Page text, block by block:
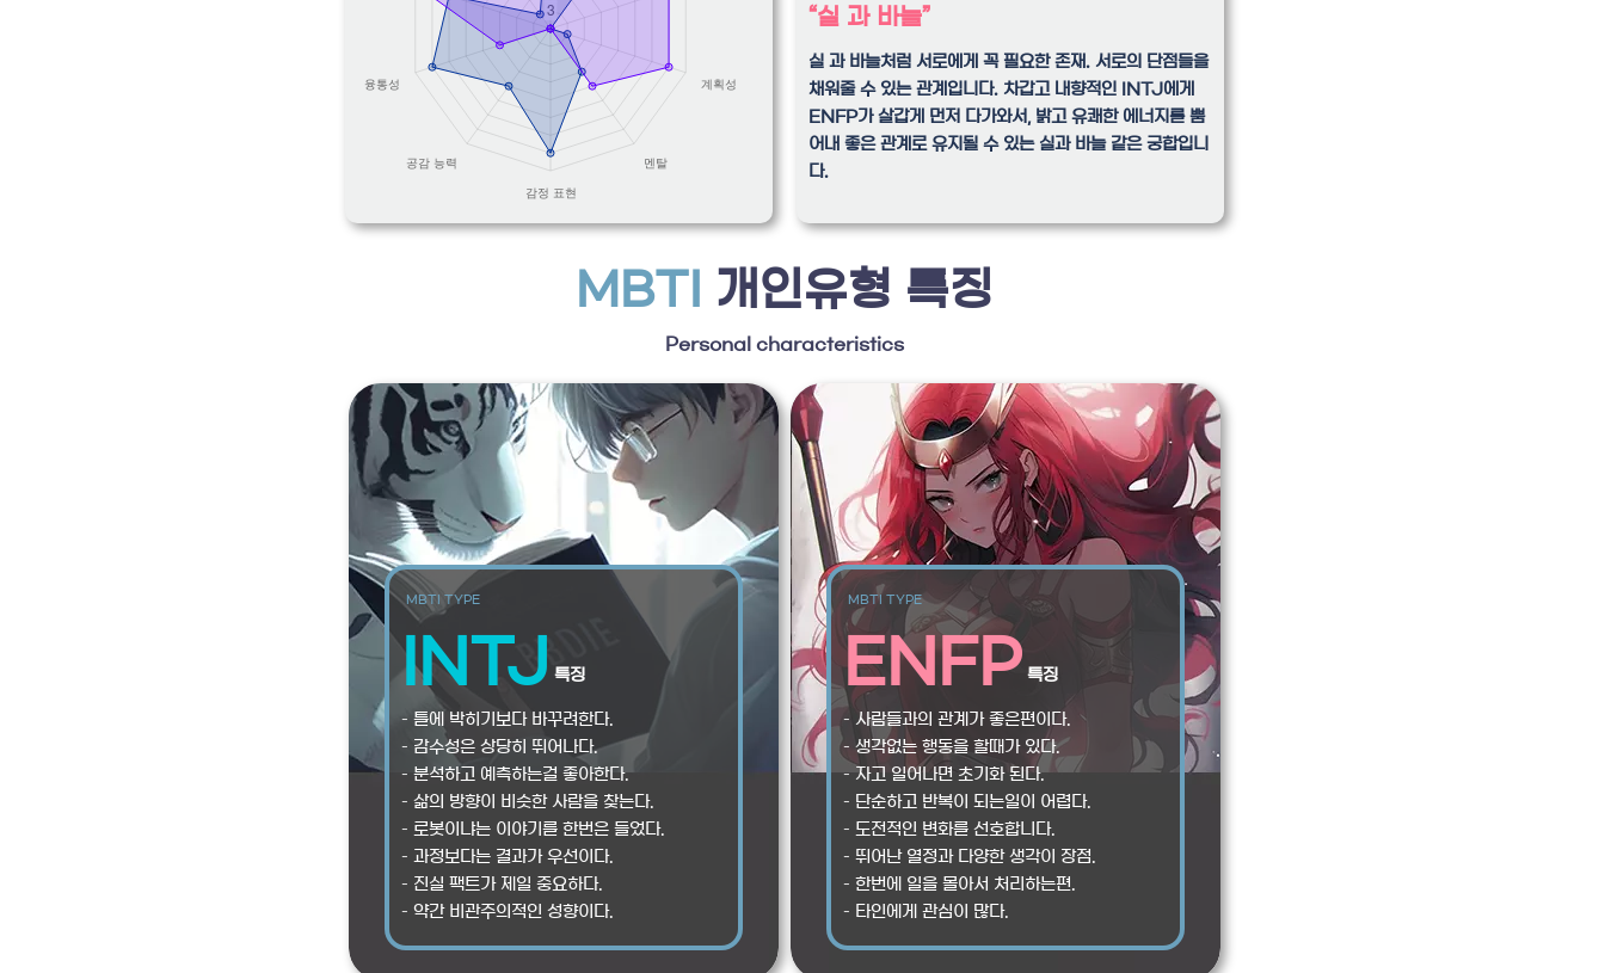
“실 과 바늘”
실 과 바늘처럼 서로에게 꼭 필요한 존재. 서로의 단점들을
채워줄 수 있는 관계입니다. 차갑고 내향적인 INTJ에게
ENFP가 살갑게 먼저 다가와서, 밝고 유쾌한 에너지를 뿜
어내 좋은 관계로 유지될 수 있는 실과 바늘 같은 궁합입니
다.
MBTI 개인유형 특징
Personal characteristics
MBTI TYPE
INTJ 특징
– 틀에 박히기보다 바꾸려한다.
– 감수성은 상당히 뛰어나다.
– 분석하고 예측하는걸 좋아한다.
– 삶의 방향이 비슷한 사람을 찾는다.
– 로봇이냐는 이야기를 한번은 들었다.
– 과정보다는 결과가 우선이다.
– 진실 팩트가 제일 중요하다.
– 약간 비관주의적인 성향이다.
MBTI TYPE
ENFP 특징
– 사람들과의 관계가 좋은편이다.
– 생각없는 행동을 할때가 있다.
– 자고 일어나면 초기화 된다.
– 단순하고 반복이 되는일이 어렵다.
– 도전적인 변화를 선호합니다.
– 뛰어난 열정과 다양한 생각이 장점.
– 한번에 일을 몰아서 처리하는편.
– 타인에게 관심이 많다.